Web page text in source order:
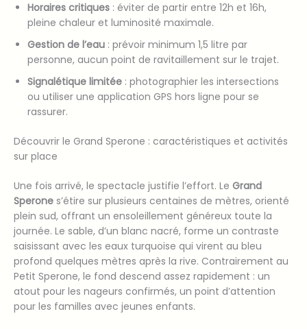
Horaires critiques : éviter de partir entre 12h et 16h,
pleine chaleur et luminosité maximale.
Gestion de l’eau : prévoir minimum 1,5 litre par
personne, aucun point de ravitaillement sur le trajet.
Signalétique limitée : photographier les intersections
ou utiliser une application GPS hors ligne pour se
rassurer.
Découvrir le Grand Sperone : caractéristiques et activités
sur place
Une fois arrivé, le spectacle justifie l’effort. Le Grand
Sperone s’étire sur plusieurs centaines de mètres, orienté
plein sud, offrant un ensoleillement généreux toute la
journée. Le sable, d’un blanc nacré, forme un contraste
saisissant avec les eaux turquoise qui virent au bleu
profond quelques mètres après la rive. Contrairement au
Petit Sperone, le fond descend assez rapidement : un
atout pour les nageurs confirmés, un point d’attention
pour les familles avec jeunes enfants.